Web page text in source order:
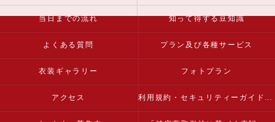
当日までの流れ 知って得する豆知識
よくある質問 プラン及び各種サービス
衣装ギャラリー フォトプラン
アクセス 利用規約・セキュリティーガイドライン